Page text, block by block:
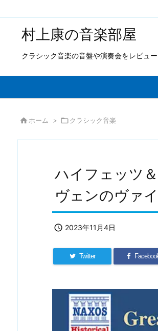
村上康の音楽部屋
クラシック音楽の音盤や演奏会をレビュー
 ホーム > クラシック音楽
ハイフェッツ
ヴェンのヴァ
 2023年11月4日
Twitter